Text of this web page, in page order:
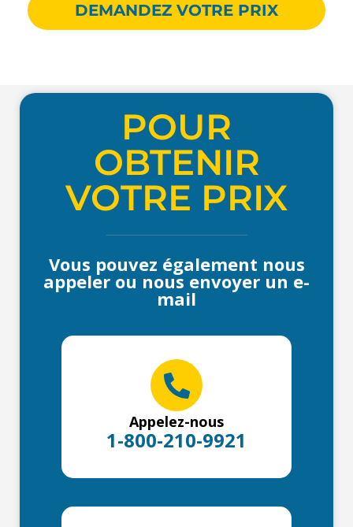
DEMANDEZ VOTRE PRIX
POUR
OBTENIR
VOTRE PRIX
Vous pouvez également nous
appeler ou nous envoyer un e-
mail
Appelez-nous
1-800-210-9921